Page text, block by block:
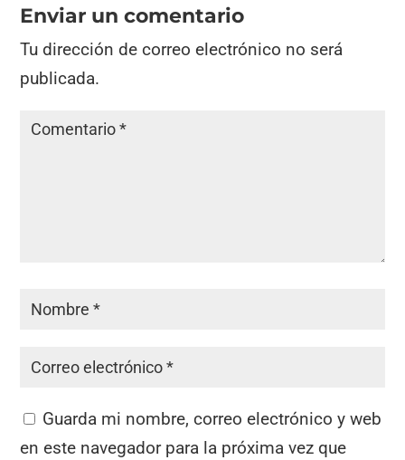
Enviar un comentario
Tu dirección de correo electrónico no será
publicada.
Guarda mi nombre, correo electrónico y web
en este navegador para la próxima vez que